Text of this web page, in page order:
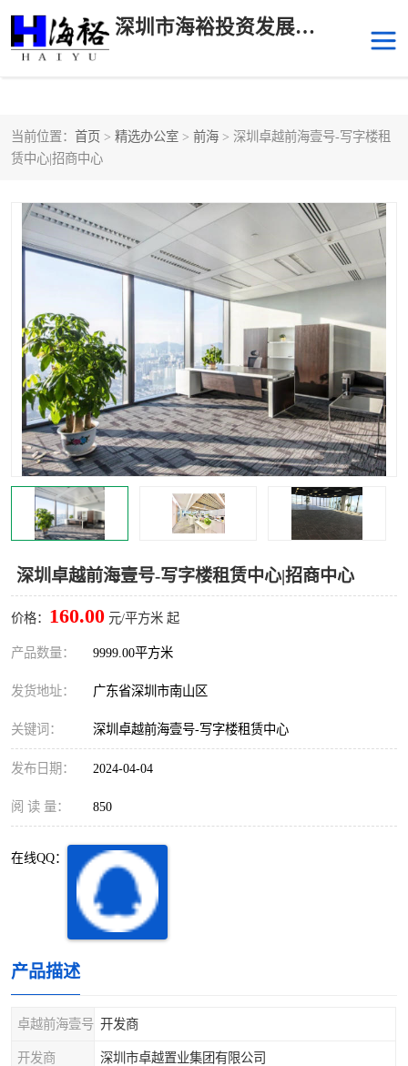
深圳市海裕投资发展有限公司
当前位置： 首页 > 精选办公室 > 前海 > 深圳卓越前海壹号-写字楼租
赁中心|招商中心
深圳卓越前海壹号-写字楼租赁中心|招商中心
价格： 160.00 元/平方米 起
产品数量： 9999.00平方米
发货地址： 广东省深圳市南山区
关键词： 深圳卓越前海壹号-写字楼租赁中心
发布日期： 2024-04-04
阅 读 量： 850
在线QQ：
产品描述
卓越前海壹号 开发商
开发商 深圳市卓越置业集团有限公司
后海
科技园中区 南山华侨城
前海 深圳湾科技生态园
福田中心区写字楼租赁 宝安中心区
深圳宝安 福田车公庙
罗湖水贝 南山南油
龙华 罗湖区
宝安区 西乡
兴东 石岩
车公庙
中心区
南山区 西丽
深圳超级总部基地 后海
龙岗区
光明区 南山西丽